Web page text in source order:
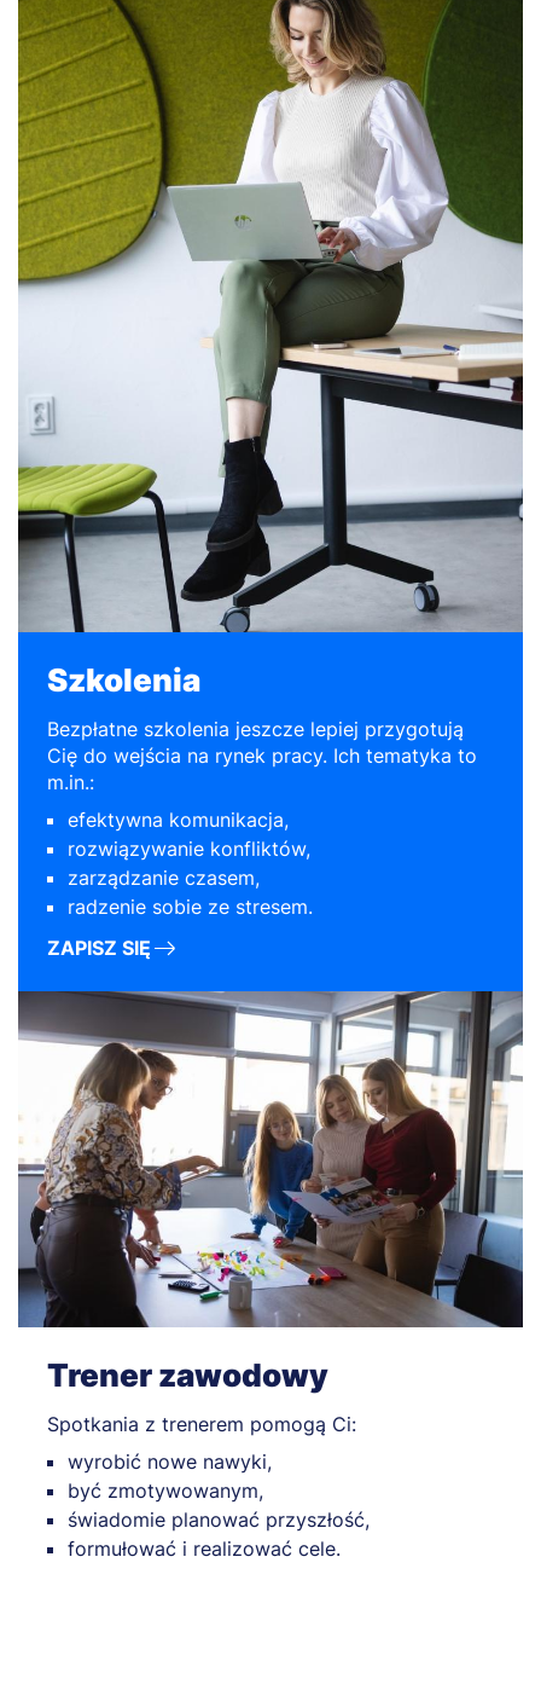
Szkolenia
Bezpłatne szkolenia jeszcze lepiej przygotują
Cię do wejścia na rynek pracy. Ich tematyka to
m.in.:
efektywna komunikacja,
rozwiązywanie konfliktów,
zarządzanie czasem,
radzenie sobie ze stresem.
ZAPISZ SIĘ
Trener zawodowy
Spotkania z trenerem pomogą Ci:
wyrobić nowe nawyki,
być zmotywowanym,
świadomie planować przyszłość,
formułować i realizować cele.